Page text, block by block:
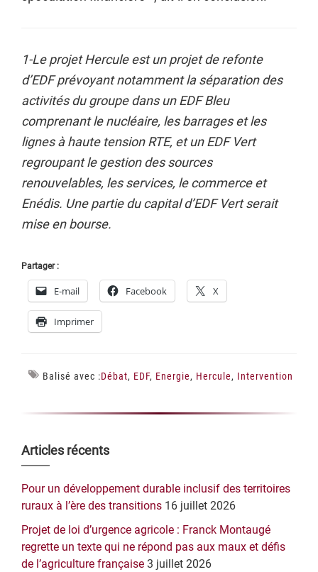
1-Le projet Hercule est un projet de refonte
d’EDF prévoyant notamment la séparation des
activités du groupe dans un EDF Bleu
comprenant le nucléaire, les barrages et les
lignes à haute tension RTE, et un EDF Vert
regroupant le gestion des sources
renouvelables, les services, le commerce et
Enédis. Une partie du capital d’EDF Vert serait
mise en bourse.
Partager :
E-mail Facebook X
Imprimer
Balisé avec :Débat, EDF, Energie, Hercule, Intervention
Barre
latérale
principale
Articles récents
Pour un développement durable inclusif des territoires
ruraux à l’ère des transitions 16 juillet 2026
Projet de loi d’urgence agricole : Franck Montaugé
regrette un texte qui ne répond pas aux maux et défis
de l’agriculture française 3 juillet 2026